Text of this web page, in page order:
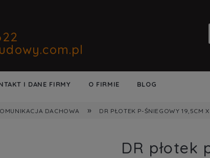
I DANE FIRMY O FIRMIE BLOG
DACHOWA » DR PŁOTEK P-ŚNIEGOWY 19,5CM
DR płotek